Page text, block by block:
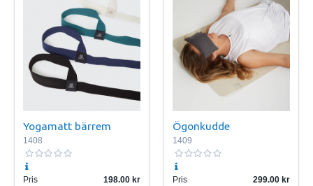
Yogamatt bärrem
1408
Pris 198.00
Ögonkudde
1409
Pris 299.00